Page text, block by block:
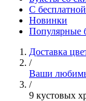
С
Новинки
Популярные
Доставка
/
Ваши
/
9 кустовых